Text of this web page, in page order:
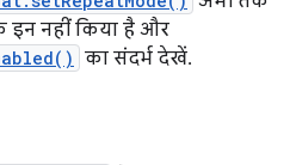
इन नहीं किया है और
का संदर्भ देखें.